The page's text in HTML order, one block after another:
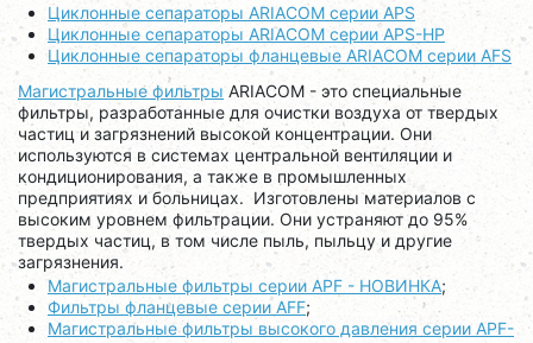
Циклонные сепараторы ARIACOM серии APS
Циклонные сепараторы ARIACOM серии APS-HP
Циклонные сепараторы фланцевые ARIACOM серии AFS
Магистральные фильтры ARIACOM - это специальные
фильтры, разработанные для очистки воздуха от твердых
частиц и загрязнений высокой концентрации. Они
используются в системах центральной вентиляции и
кондиционирования, а также в промышленных
предприятиях и больницах. Изготовлены материалов с
высоким уровнем фильтрации. Они устраняют до 95%
твердых частиц, в том числе пыль, пыльцу и другие
загрязнения.
Магистральные фильтры серии APF - НОВИНКА;
Фильтры фланцевые серии AFF;
Магистральные фильтры высокого давления серии APF-